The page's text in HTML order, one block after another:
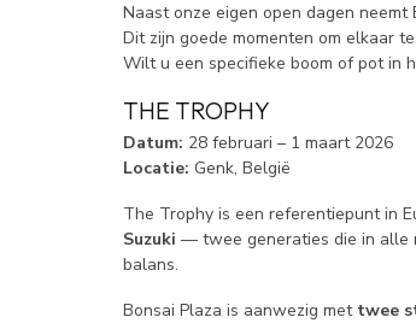
Naast onze eigen open dagen
Dit zijn goede momenten om elkaar
Wilt u een specifieke boom of pot in
THE TROPHY
Datum: 28 februari – 1 maart 2026
Locatie: Genk, België
The Trophy is een referentiepunt in
Suzuki — twee generaties die in alle
balans.
Bonsai Plaza is aanwezig met twee